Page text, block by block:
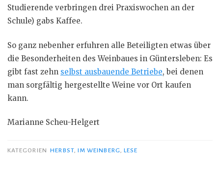
Studierende verbringen drei Praxiswochen an der
Schule) gabs Kaffee.
So ganz nebenher erfuhren alle Beteiligten etwas über
die Besonderheiten des Weinbaues in Güntersleben: Es
gibt fast zehn selbst ausbauende Betriebe, bei denen
man sorgfältig hergestellte Weine vor Ort kaufen
kann.
Marianne Scheu-Helgert
KATEGORIEN HERBST, IM WEINBERG LESE